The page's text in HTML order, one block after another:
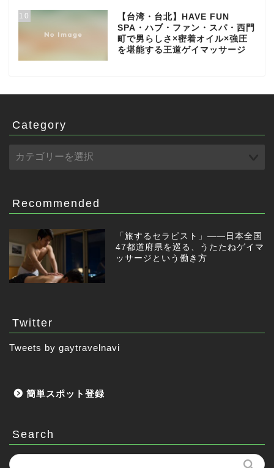
10
【台湾・台北】HAVE FUN
SPA・ハブ・ファン・スパ・西門
町で男らしさ×密着オイル×強圧
を堪能する王道ゲイマッサージ
Category
Recommended
「旅するセラピスト」——日本全国
47都道府県を巡る、うたたねゲイマ
ッサージという働き方
Twitter
Tweets by gaytravelnavi
簡単スポット登録
Search